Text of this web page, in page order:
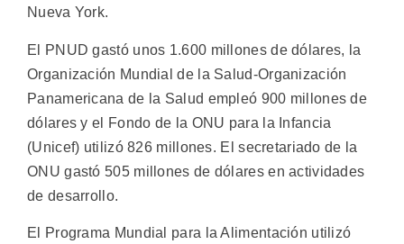
Nueva York.
El PNUD gastó unos 1.600 millones de dólares, la
Organización Mundial de la Salud-Organización
Panamericana de la Salud empleó 900 millones de
dólares y el Fondo de la ONU para la Infancia
(Unicef) utilizó 826 millones. El secretariado de la
ONU gastó 505 millones de dólares en actividades
de desarrollo.
El Programa Mundial para la Alimentación utilizó